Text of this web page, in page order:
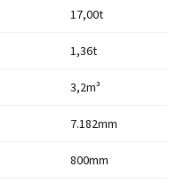
17,00t
1,36t
3,2m³
7.182mm
800mm